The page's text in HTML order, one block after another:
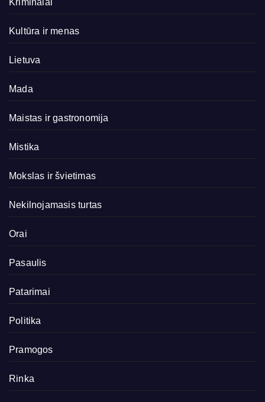
Kriminalai
Kultūra ir menas
Lietuva
Mada
Maistas ir gastronomija
Mistika
Mokslas ir švietimas
Nekilnojamasis turtas
Orai
Pasaulis
Patarimai
Politika
Pramogos
Rinka